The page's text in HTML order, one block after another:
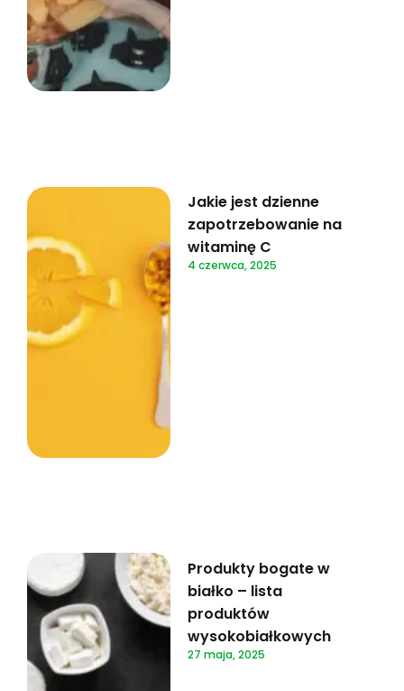
Jakie jest dzienne
zapotrzebowanie na
witaminę C
4 czerwca, 2025
Produkty bogate w
białko – lista
produktów
wysokobiałkowych
27 maja, 2025